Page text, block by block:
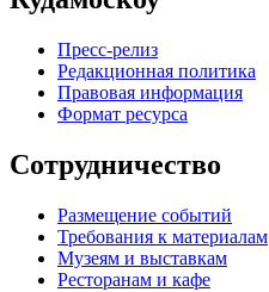
Пресс-релиз
Редакционная политика
Правовая информация
Формат ресурса
Сотрудничество
Размещение событий
Требования к материалам
Музеям и выставкам
Ресторанам и кафе